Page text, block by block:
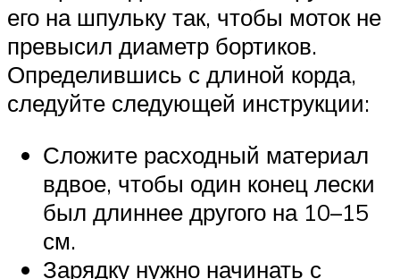
его на шпульку так, чтобы моток не
превысил диаметр бортиков.
Определившись с длиной корда,
следуйте следующей инструкции:
Сложите расходный материал
вдвое, чтобы один конец лески
был длиннее другого на 10–15
см.
Зарядку нужно начинать с